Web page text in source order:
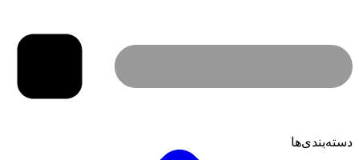
دسته‌بندی‌ها